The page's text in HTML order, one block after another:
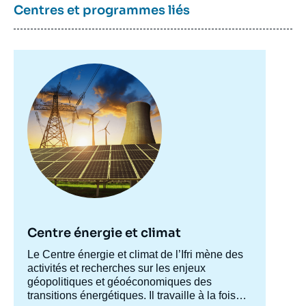
Centres et programmes liés
principale
Centre énergie et climat
Accroche
centre
Le Centre énergie et climat de l’Ifri mène des
activités et recherches sur les enjeux
géopolitiques et géoéconomiques des
transitions énergétiques. Il travaille à la fois